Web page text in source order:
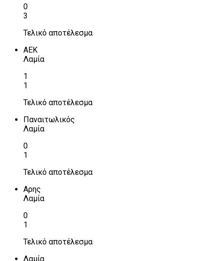
0
3
Τελικό αποτέλεσμα
ΑΕΚ
Λαμία
1
1
Τελικό αποτέλεσμα
Παναιτωλικός
Λαμία
0
1
Τελικό αποτέλεσμα
Αρης
Λαμία
0
1
Τελικό αποτέλεσμα
Λαμία